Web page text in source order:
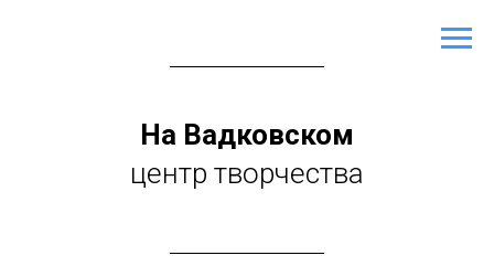
На Вадковском
центр творчества